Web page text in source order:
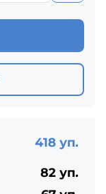
418 уп.
82 уп.